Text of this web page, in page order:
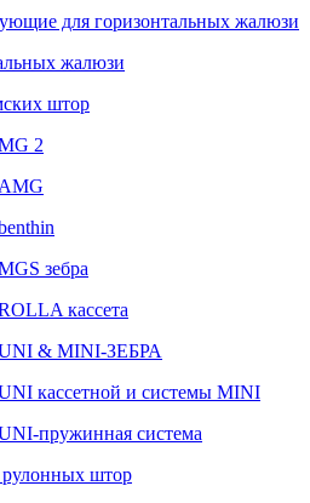
для горизонтальных жалюзи
жалюзи
штор
2
зебра
кассета
& MINI-ЗЕБРА
кассетной и системы MINI
пружинная система
штор